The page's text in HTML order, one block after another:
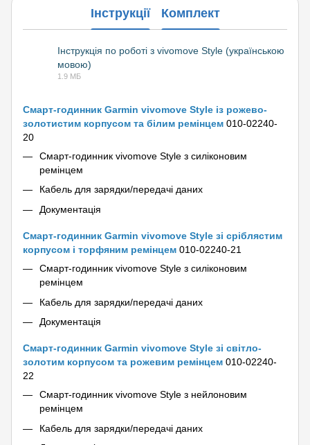
Інструкції Комплект
Інструкція по роботі з vivomove Style (українською
мовою)
1.9 МБ
Смарт-годинник Garmin vivomove Style із рожево-
золотистим корпусом та білим ремінцем 010-02240-
20
Смарт-годинник vivomove Style з силіконовим
ремінцем
Кабель для зарядки/передачі даних
Документація
Смарт-годинник Garmin vivomove Style зі сріблястим
корпусом і торфяним ремінцем 010-02240-21
Смарт-годинник vivomove Style з силіконовим
ремінцем
Кабель для зарядки/передачі даних
Документація
Смарт-годинник Garmin vivomove Style зі світло-
золотим корпусом та рожевим ремінцем 010-02240-
22
Смарт-годинник vivomove Style з нейлоновим
ремінцем
Кабель для зарядки/передачі даних